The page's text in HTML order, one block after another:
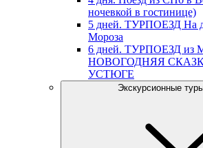
ночевкой в гостинице)
5 дней. ТУРПОЕЗД На
Мороза
6 дней. ТУРПОЕЗД из
НОВОГОДНЯЯ
УСТЮГЕ
Экскурсионные